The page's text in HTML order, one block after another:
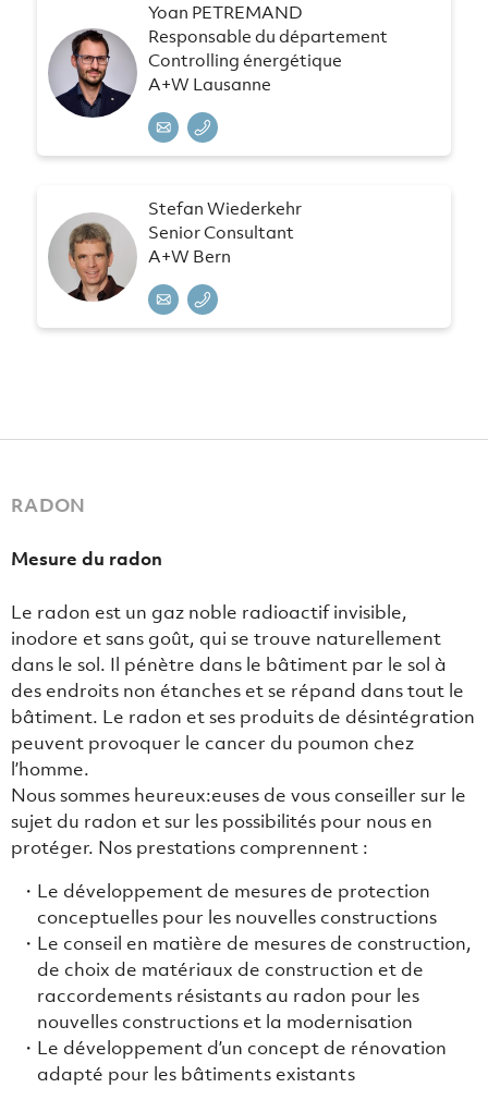
Yoan PETREMAND
Responsable du département
Controlling énergétique
A+W Lausanne
Stefan Wiederkehr
Senior Consultant
A+W Bern
RADON
Mesure du radon
Le radon est un gaz noble radioactif invisible,
inodore et sans goût, qui se trouve naturellement
dans le sol. Il pénètre dans le bâtiment par le sol à
des endroits non étanches et se répand dans tout le
bâtiment. Le radon et ses produits de désintégration
peuvent provoquer le cancer du poumon chez
l’homme.
Nous sommes heureux:euses de vous conseiller sur le
sujet du radon et sur les possibilités pour nous en
protéger. Nos prestations comprennent :
Le développement de mesures de protection
conceptuelles pour les nouvelles constructions
Le conseil en matière de mesures de construction,
de choix de matériaux de construction et de
raccordements résistants au radon pour les
nouvelles constructions et la modernisation
Le développement d’un concept de rénovation
adapté pour les bâtiments existants